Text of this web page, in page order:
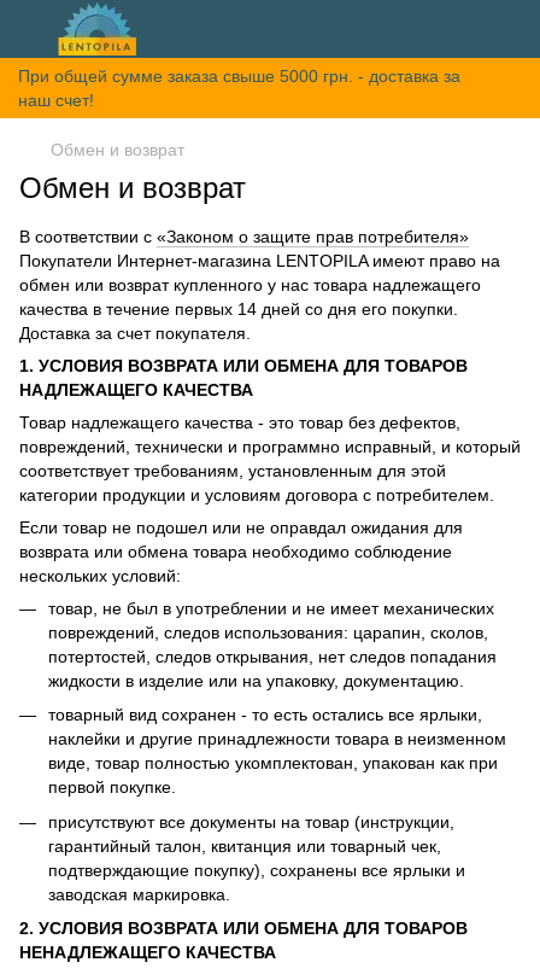
При общей сумме заказа свыше 5000 грн. - доставка за
наш счет!
Обмен и возврат
Обмен и возврат
В соответствии с «Законом о защите прав потребителя»
Покупатели Интернет-магазина LENTOPILA имеют право на
обмен или возврат купленного у нас товара надлежащего
качества в течение первых 14 дней со дня его покупки.
Доставка за счет покупателя.
1. УСЛОВИЯ ВОЗВРАТА ИЛИ ОБМЕНА ДЛЯ ТОВАРОВ
НАДЛЕЖАЩЕГО КАЧЕСТВА
Товар надлежащего качества - это товар без дефектов,
повреждений, технически и программно исправный, и который
соответствует требованиям, установленным для этой
категории продукции и условиям договора с потребителем.
Если товар не подошел или не оправдал ожидания для
возврата или обмена товара необходимо соблюдение
нескольких условий:
товар, не был в употреблении и не имеет механических
повреждений, следов использования: царапин, сколов,
потертостей, следов открывания, нет следов попадания
жидкости в изделие или на упаковку, документацию.
товарный вид сохранен - то есть остались все ярлыки,
наклейки и другие принадлежности товара в неизменном
виде, товар полностью укомплектован, упакован как при
первой покупке.
присутствуют все документы на товар (инструкции,
гарантийный талон, квитанция или товарный чек,
подтверждающие покупку), сохранены все ярлыки и
заводская маркировка.
2. УСЛОВИЯ ВОЗВРАТА ИЛИ ОБМЕНА ДЛЯ ТОВАРОВ
НЕНАДЛЕЖАЩЕГО КАЧЕСТВА